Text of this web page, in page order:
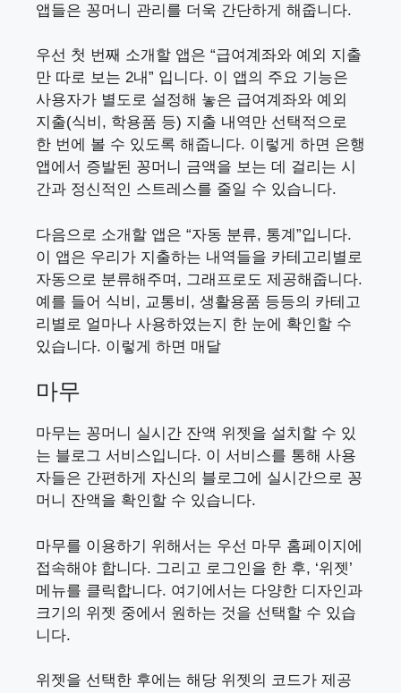
앱들은 꽁머니 관리를 더욱 간단하게 해줍니다.
우선 첫 번째 소개할 앱은 “급여계좌와 예외 지출
만 따로 보는 2내” 입니다. 이 앱의 주요 기능은
사용자가 별도로 설정해 놓은 급여계좌와 예외
지출(식비, 학용품 등) 지출 내역만 선택적으로
한 번에 볼 수 있도록 해줍니다. 이렇게 하면 은행
앱에서 증발된 꽁머니 금액을 보는 데 걸리는 시
간과 정신적인 스트레스를 줄일 수 있습니다.
다음으로 소개할 앱은 “자동 분류, 통계”입니다.
이 앱은 우리가 지출하는 내역들을 카테고리별로
자동으로 분류해주며, 그래프로도 제공해줍니다.
예를 들어 식비, 교통비, 생활용품 등등의 카테고
리별로 얼마나 사용하였는지 한 눈에 확인할 수
있습니다. 이렇게 하면 매달
마무
마무는 꽁머니 실시간 잔액 위젯을 설치할 수 있
는 블로그 서비스입니다. 이 서비스를 통해 사용
자들은 간편하게 자신의 블로그에 실시간으로 꽁
머니 잔액을 확인할 수 있습니다.
마무를 이용하기 위해서는 우선 마무 홈페이지에
접속해야 합니다. 그리고 로그인을 한 후, ‘위젯’
메뉴를 클릭합니다. 여기에서는 다양한 디자인과
크기의 위젯 중에서 원하는 것을 선택할 수 있습
니다.
위젯을 선택한 후에는 해당 위젯의 코드가 제공